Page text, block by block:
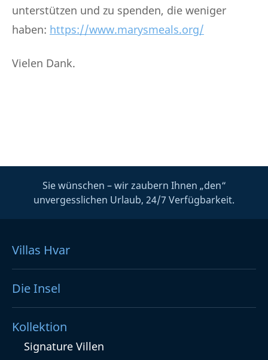
unterstützen und zu spenden, die weniger
haben: https://www.marysmeals.org/
Vielen Dank.
Sie wünschen – wir zaubern Ihnen „den“
unvergesslichen Urlaub, 24/7 Verfügbarkeit.
Villas Hvar
Die Insel
Kollektion
Signature Villen